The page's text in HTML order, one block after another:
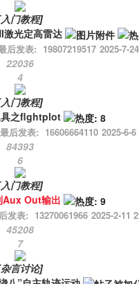
入门教程]
激光定高雷达
后发表: 19807219517 2025-7-
22036
4
入门教程]
具之flghtplot
最后发表: 16606664110 2025-6-
84393
6
入门教程]
Out输出
发表: 13270061966 2025-2-11
45208
7
杂言讨论]